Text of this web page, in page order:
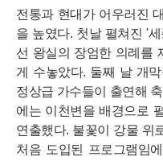
전통과 현대가 어우러진
을 높였다. 첫날 펼쳐진 '
선 왕실의 장엄한 의례를
게 수놓았다. 둘째 날 개
정상급 가수들이 출연해
에는 이천변을 배경으로
연출했다. 불꽃이 강물 위
처음 도입된 프로그램임